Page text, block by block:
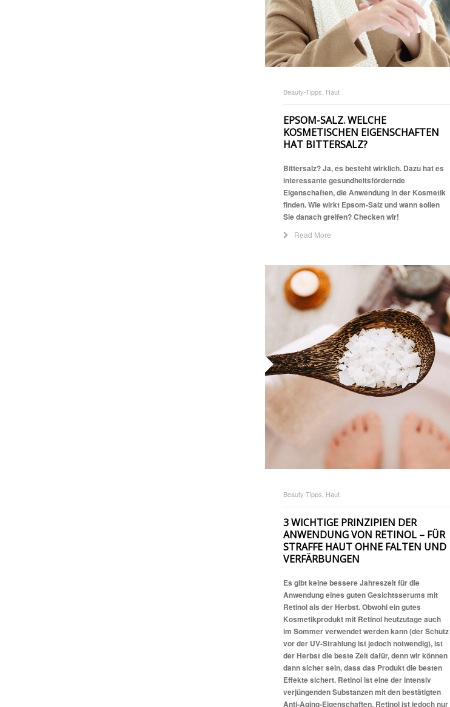
Beauty-Tipps, Haut
EPSOM-SALZ. WELCHE
KOSMETISCHEN EIGENSCHAFTEN
HAT BITTERSALZ?
Bittersalz? Ja, es besteht wirklich. Dazu hat es
interessante gesundheitsfördernde
Eigenschaften, die Anwendung in der Kosmetik
finden. Wie wirkt Epsom-Salz und wann sollen
Sie danach greifen? Checken wir!
Read More
Beauty-Tipps, Haut
3 WICHTIGE PRINZIPIEN DER
ANWENDUNG VON RETINOL – FÜR
STRAFFE HAUT OHNE FALTEN UND
VERFÄRBUNGEN
Es gibt keine bessere Jahreszeit für die
Anwendung eines guten Gesichtsserums mit
Retinol als der Herbst. Obwohl ein gutes
Kosmetikprodukt mit Retinol heutzutage auch
im Sommer verwendet werden kann (der Schutz
vor der UV-Strahlung ist jedoch notwendig), ist
der Herbst die beste Zeit dafür, denn wir können
dann sicher sein, dass das Produkt die besten
Effekte sichert. Retinol ist eine der intensiv
verjüngenden Substanzen mit den bestätigten
Anti-Aging-Eigenschaften. Retinol ist jedoch nur